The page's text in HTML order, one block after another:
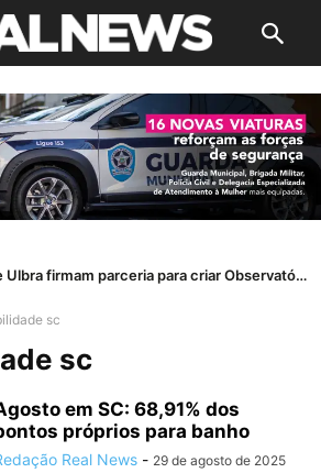
Famurs e Ulbra firmam parceria para criar Observatório de Dados dos Municípios Gaúchos
sc
sc
em SC: 68,91% dos
próprios para banho
Real News - 29 de agosto de 2025